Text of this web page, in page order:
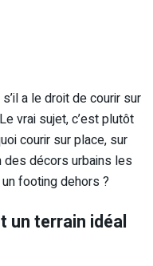
a le droit de courir sur
vrai sujet, c’est plutôt
courir sur place, sur
des décors urbains les
footing dehors ?
un terrain idéal